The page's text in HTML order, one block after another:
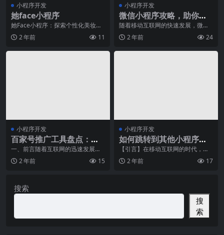
小程序开发
她face小程序
她Face小程序：探索个性化美妆的
新时代近年来，随着科技的不断进
步和人们对美妆的
2 年前 11
小程序开发
微信小程序攻略，助你成
为小程序开发高手
随着移动互联网的快速发展，微信
已成为人们生活中必不可少的一部
分。而微信小程序作为
2 年前 24
小程序开发
百家号推广工具盘点：哪
些工具值得一试
一、前言随着互联网的迅速发展，
自媒体平台日益崛起，百家号作为
百度公司推出的一款自
2 年前 15
小程序开发
如何跳转到其他小程序并
增加用户体验
【引言】在移动互联网的时代，小
程序已经成为了一种重要的应用形
态。随着小程序的逐渐
2 年前 17
搜索
搜
索